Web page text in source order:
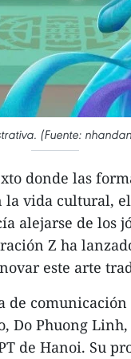
(Fuente:
donde las
vida cultural,
alejarse de los
Z ha
este arte
de
Do Phuong
de Hanoi. Su